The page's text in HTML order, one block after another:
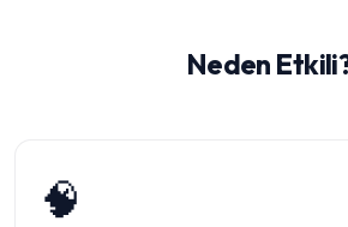
Neden
🧠